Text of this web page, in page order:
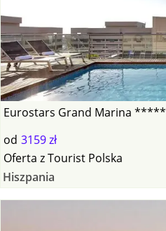
Eurostars Grand Marina *****
od 3159 zł
Oferta zTourist Polska
Hiszpania